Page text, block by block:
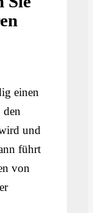
einen
und
führt
von